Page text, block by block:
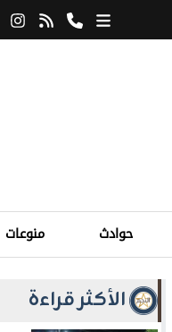
حوادث منوعات
الأكثر قراءة